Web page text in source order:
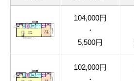
104,000円
・
5,500円
102,000円
・